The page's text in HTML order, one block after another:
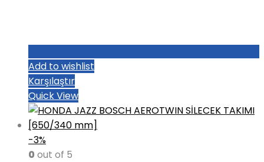
Add to wishlist
Karşılaştır
Quick View
-3%
0 out of 5